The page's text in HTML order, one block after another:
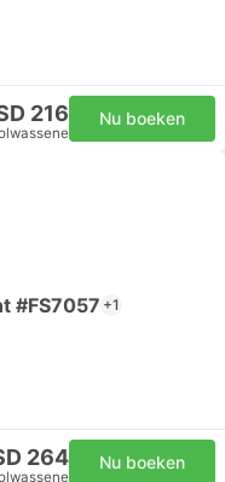
216 Nu boeken
#FS7057 +1
264 Nu boeken